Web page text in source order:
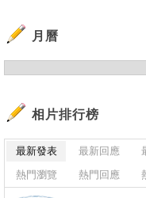
月曆
相片排行榜
最新發表 最新回應
熱門瀏覽
熱門回應